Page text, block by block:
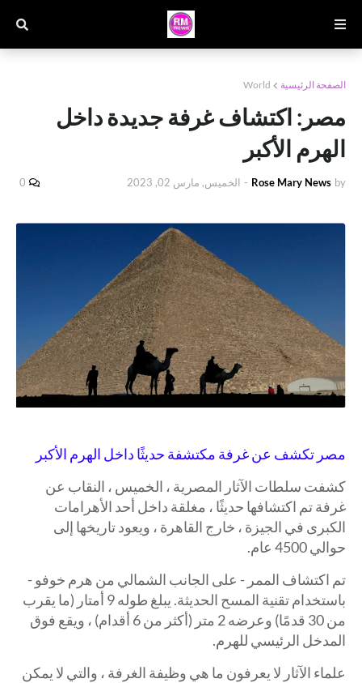
الصفحة الرئيسية World
مصر: اكتشاف غرفة جديدة داخل
الهرم الأكبر
by
Rose Mary News
- الخميس, مارس 02, 2023 0
مصر تكشف عن غرفة مكتشفة حديثًا داخل الهرم الأكبر
كشفت سلطات الآثار المصرية ، الخميس ، النقاب عن
غرفة تم اكتشافها حديثًا ، مغلقة داخل أحد الأهرامات
الكبرى في الجيزة ، خارج القاهرة ، ويعود تاريخها إلى
حوالي 4500 عام.
تم اكتشاف الممر - على الجانب الشمالي من هرم خوفو -
باستخدام تقنية المسح الحديثة. يبلغ طوله 9 أمتار (ما يقرب
من 30 قدمًا) وعرضه 2 متر (أكثر من 6 أقدام) ، ويقع فوق
المدخل الرئيسي للهرم.
علماء الآثار لا يعرفون ما هي وظيفة الغرفة ، والتي لا يمكن